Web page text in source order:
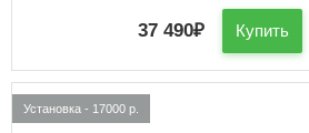
37 490₽ Купить
Установка - 17000 р.